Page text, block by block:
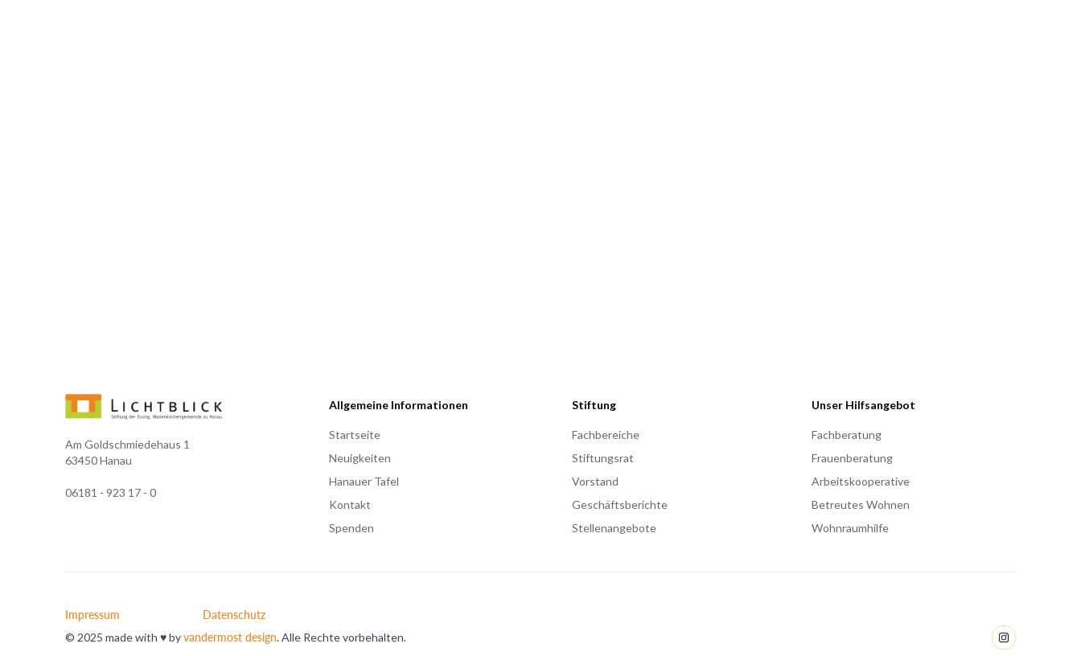
Am Goldschmiedehaus 1
63450 Hanau
06181 - 923 17 - 0
Allgemeine Informationen
Startseite
Neuigkeiten
Hanauer Tafel
Kontakt
Spenden
Stiftung
Fachbereiche
Stiftungsrat
Vorstand
Geschäftsberichte
Stellenangebote
Unser Hilfsangebot
Fachberatung
Frauenberatung
Arbeitskooperative
Betreutes Wohnen
Wohnraumhilfe
Impressum
Datenschutz
© 2025 made with ♥ byvandermost design. Alle Rechte vorbehalten.